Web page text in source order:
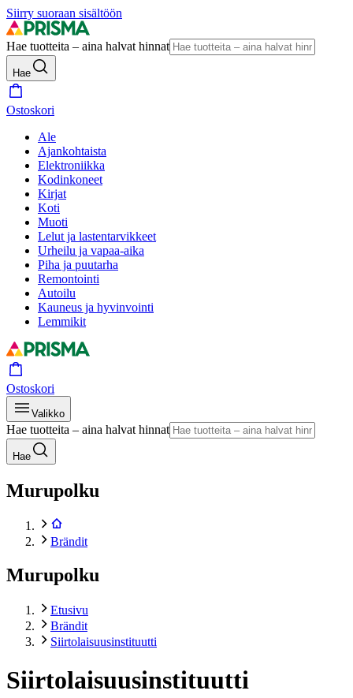
Siirry suoraan sisältöön
Hae tuotteita – aina halvat hinnat
Hae
Ostoskori
Ale
Ajankohtaista
Elektroniikka
Kodinkoneet
Kirjat
Koti
Muoti
Lelut ja lastentarvikkeet
Urheilu ja vapaa-aika
Piha ja puutarha
Remontointi
Autoilu
Kauneus ja hyvinvointi
Lemmikit
Ostoskori
Valikko
Hae tuotteita – aina halvat hinnat
Hae
Murupolku
Brändit
Murupolku
Etusivu
Brändit
Siirtolaisuusinstituutti
Siirtolaisuusinstituutti